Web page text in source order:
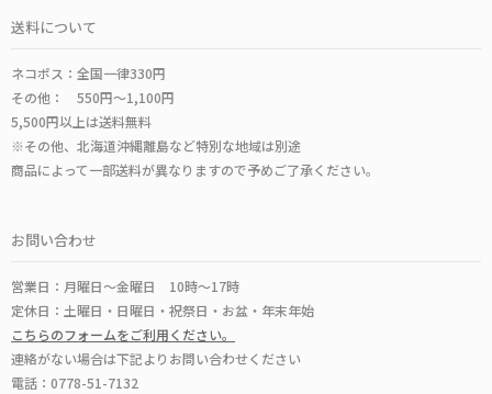
送料について
ネコポス：全国一律330円
その他： 550円～1,100円
5,500円以上は送料無料
※その他、北海道沖縄離島など特別な地域は別途
商品によって一部送料が異なりますので予めご了承ください。
お問い合わせ
営業日：月曜日～金曜日 10時～17時
定休日：土曜日・日曜日・祝祭日・お盆・年末年始
こちらのフォームをご利用ください。
連絡がない場合は下記よりお問い合わせください
電話：0778-51-7132